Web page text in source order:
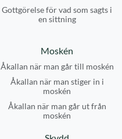
Gottgörelse för vad som sagts i
en sittning
Moskén
Åkallan när man går till moskén
Åkallan när man stiger in i
moskén
Åkallan när man går ut från
moskén